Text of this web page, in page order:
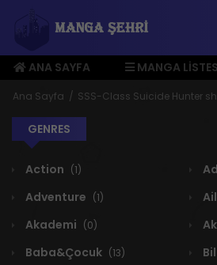
ANA SAYFA
MANGA
ÜYE MENÜSÜ
Ana Sayfa SSS-Class Suicide Hunter
GENRES
Action (1)
Adventure (1)
Akademi (0)
Baba&Çocuk (13)